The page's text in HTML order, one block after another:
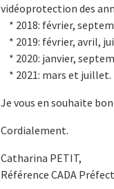
vidéoprotection des
* 2018: février,
* 2019: février, avril,
* 2020: janvier,
* 2021: mars et juillet.
Je vous en souhaite
Cordialement.
Catharina PETIT,
Référence CADA